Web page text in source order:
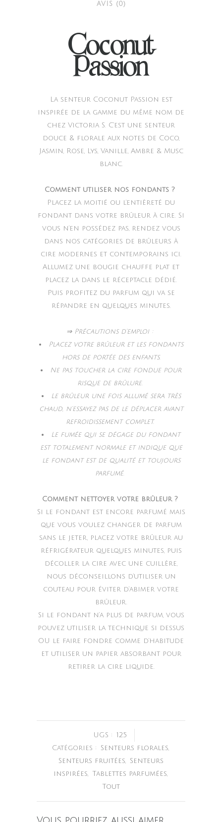
AVIS (0)
Coconut
Passion
La senteur Coconut Passion est
inspirée de la gamme du même nom de
chez Victoria S. C’est une senteur
douce & florale aux notes de Coco,
Jasmin, Rose, Lys, Vanille, Ambre & Musc
blanc.
Comment utiliser nos fondants ?
Placez la moitié ou l’entièreté du
fondant dans votre brûleur à cire. Si
vous n’en possédez pas, rendez vous
dans nos catégories de brûleurs à
cire modernes et contemporains ici.
Allumez une bougie chauffe plat et
placez la dans le réceptacle dédié.
Puis profitez du parfum qui va se
répandre en quelques minutes.
⇒ Précautions d’emploi :
Placez votre brûleur et les fondants
hors de portée des enfants.
Ne pas toucher la cire fondue pour
risque de brûlure.
Le brûleur une fois allumé sera très
chaud, n’essayez pas de le déplacer avant
refroidissement complet.
Le fumée qui se dégage du fondant
est totalement normale et indique que
le fondant est de qualité et toujours
parfumé.
Comment nettoyer votre brûleur ?
Si le fondant est encore parfumé mais
que vous voulez changer de parfum
sans le jeter, placez votre brûleur au
réfrigérateur quelques minutes, puis
décoller la cire avec une cuillère,
nous déconseillons d’utiliser un
couteau pour éviter d’abimer votre
brûleur.
Si le fondant n’a plus de parfum, vous
pouvez utiliser la technique si dessus
OU le faire fondre comme d’habitude
et utiliser un papier absorbant pour
retirer la cire liquide.
UGS : 125
Catégories :
Senteurs florales,
Senteurs fruitées, Senteurs
inspirées, Tablettes parfumées,
Tout